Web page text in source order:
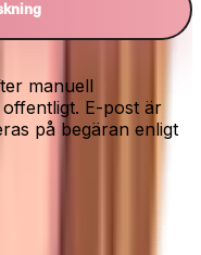
manuell
E-post är
på begäran enligt